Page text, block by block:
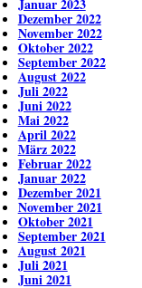
Januar 2023
Dezember 2022
November 2022
Oktober 2022
September 2022
August 2022
Juli 2022
Juni 2022
Mai 2022
April 2022
März 2022
Februar 2022
Januar 2022
Dezember 2021
November 2021
Oktober 2021
September 2021
August 2021
Juli 2021
Juni 2021